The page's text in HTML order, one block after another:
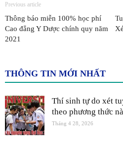
Previous article
Thông báo miễn 100% học phí
Cao đẳng Y Dược chính quy năm
2021
THÔNG TIN MỚI NHẤT
Thí sinh tự do xét
theo phương thức
Tháng 4 28, 2026